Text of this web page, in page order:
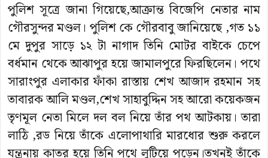
পুলিশ সূত্রে জানা গিয়েছে,আক্রান্ত বিজেপি নেতার নাম
গৌরসুন্দর মণ্ডল। পুলিশ কে গৌরবাবু জানিয়েছে ,গত ১১
মে দুপুর সাড়ে ১২ টা নাগাদ তিনি মোটর বাইকে চেপে
বর্ধমান থেকে আঝাপুর হয়ে জামালপুরে ফিরছিলেন। পথে
সারাংপুর এলাকার ফাঁকা রাস্তায় শেখ আজাদ রহমান সহ
তাবারক আলি মণ্ডল,শেখ সাহাবুদ্দিন সহ আরো কয়েকজন
তৃণমূল নেতা মিলে দল বল নিয়ে তাঁর পথ আটকায়। তারা
লাঠি ,রড নিয়ে তাঁকে এলোপাথারি মারধোর শুরু করলে
যন্ত্রনায় কাতর হয়ে তিনি পথে লুটিয়ে পড়েন।তখনই তাঁকে